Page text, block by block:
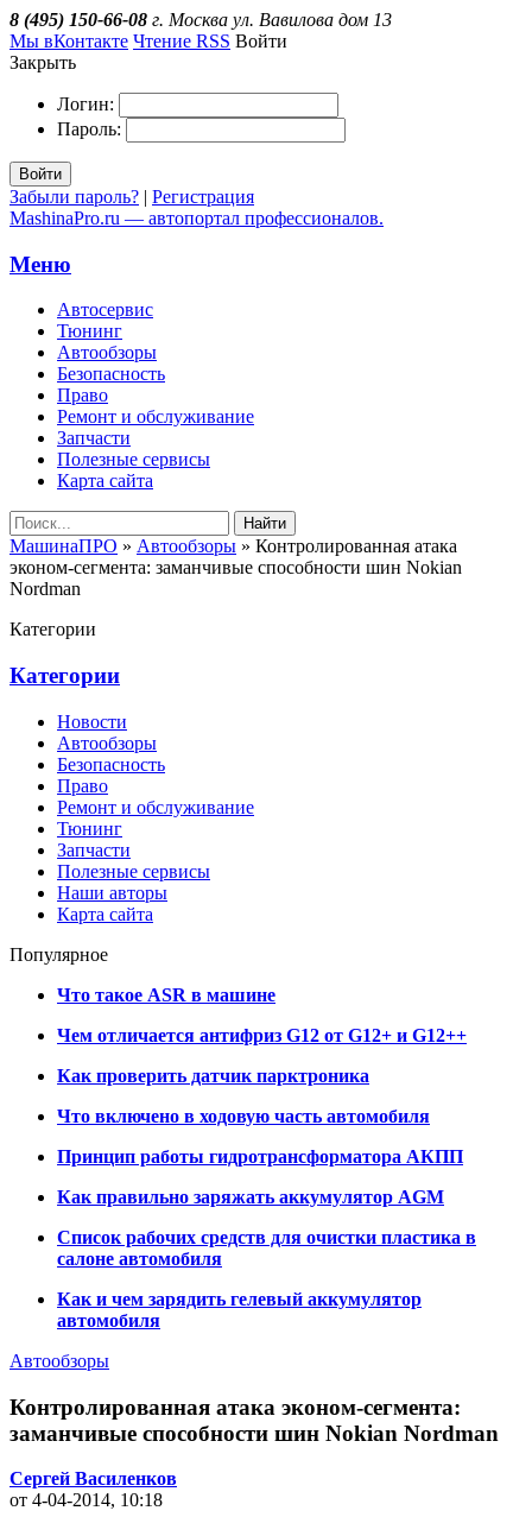
8 (495) 150-66-08 г. Москва ул. Вавилова дом 13
Мы вКонтакте Чтение RSS Войти
Закрыть
Логин:
Пароль:
Войти
Забыли пароль? | Регистрация
MashinaPro.ru — автопортал профессионалов.
Меню
Автосервис
Тюнинг
Автообзоры
Безопасность
Право
Ремонт и обслуживание
Запчасти
Полезные сервисы
Карта сайта
Найти
МашинаПРО » Автообзоры » Контролированная атака
эконом-сегмента: заманчивые способности шин Nokian
Nordman
Категории
Категории
Новости
Автообзоры
Безопасность
Право
Ремонт и обслуживание
Тюнинг
Запчасти
Полезные сервисы
Наши авторы
Карта сайта
Популярное
Что такое ASR в машине
Чем отличается антифриз G12 от G12+ и G12++
Как проверить датчик парктроника
Что включено в ходовую часть автомобиля
Принцип работы гидротрансформатора АКПП
Как правильно заряжать аккумулятор AGM
Список рабочих средств для очистки пластика в
салоне автомобиля
Как и чем зарядить гелевый аккумулятор
автомобиля
Автообзоры
Контролированная атака эконом-сегмента:
заманчивые способности шин Nokian Nordman
Сергей Василенков
от 4-04-2014, 10:18